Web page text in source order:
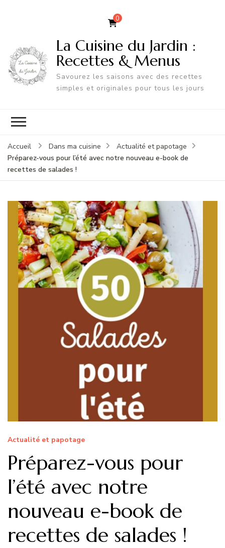
0
La Cuisine du Jardin :
Recettes & Menus
Savourez les saisons avec des recettes
simples et originales pour tous les jours
Accueil Dans ma cuisine
Actualité et papotage
Préparez-vous pour l’été avec notre nouveau e-book de
recettes de salades !
Actualité et papotage
Préparez-vous pour
l’été avec notre
nouveau e-book de
recettes de salades !